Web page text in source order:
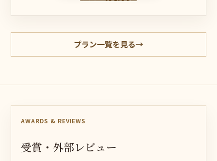
プラン一覧を見る→
AWARDS & REVIEWS
受賞・ 外部レビュー